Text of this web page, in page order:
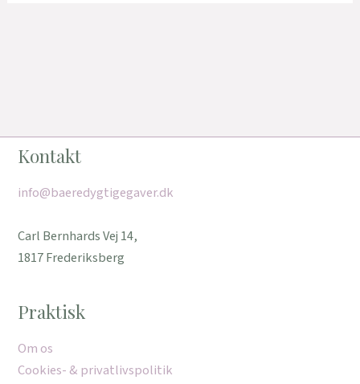
Kontakt
info@baeredygtigegaver.dk
Carl Bernhards Vej 14,
1817 Frederiksberg
Praktisk
Om os
Cookies- & privatlivspolitik